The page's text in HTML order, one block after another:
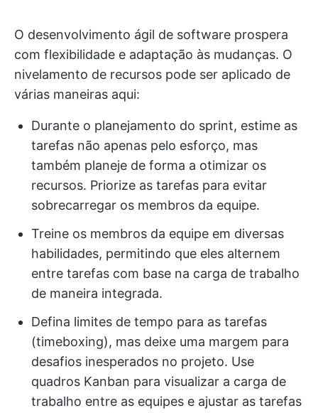
O desenvolvimento ágil de software prospera
com flexibilidade e adaptação às mudanças. O
nivelamento de recursos pode ser aplicado de
várias maneiras aqui:
Durante o planejamento do sprint, estime as
tarefas não apenas pelo esforço, mas
também planeje de forma a otimizar os
recursos. Priorize as tarefas para evitar
sobrecarregar os membros da equipe.
Treine os membros da equipe em diversas
habilidades, permitindo que eles alternem
entre tarefas com base na carga de trabalho
de maneira integrada.
Defina limites de tempo para as tarefas
(timeboxing), mas deixe uma margem para
desafios inesperados no projeto. Use
quadros Kanban para visualizar a carga de
trabalho entre as equipes e ajustar as tarefas